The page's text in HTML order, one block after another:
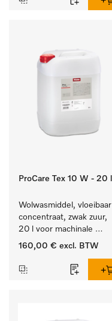
ProCare Tex 10 W - 20 l
Wolwasmiddel, vloeibaar
concentraat, zwak zuur,
20 l voor machinale
reiniging van wol.
160,00 € excl. BTW